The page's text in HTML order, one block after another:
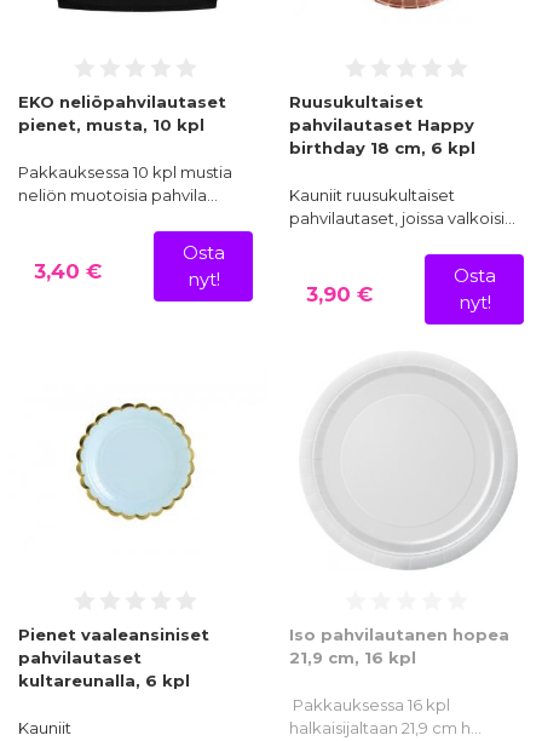
EKO neliöpahvilautaset
pienet, musta, 10 kpl
Pakkauksessa 10 kpl mustia
neliön muotoisia pahvila…
3,40 €
Osta
nyt!
Ruusukultaiset
pahvilautaset Happy
birthday 18 cm, 6 kpl
Kauniit ruusukultaiset
pahvilautaset, joissa valkoisi…
3,90 €
Osta
nyt!
Pienet vaaleansiniset
pahvilautaset
kultareunalla, 6 kpl
Kauniit
Iso pahvilautanen hopea
21,9 cm, 16 kpl
Pakkauksessa 16 kpl
halkaisijaltaan 21,9 cm h…